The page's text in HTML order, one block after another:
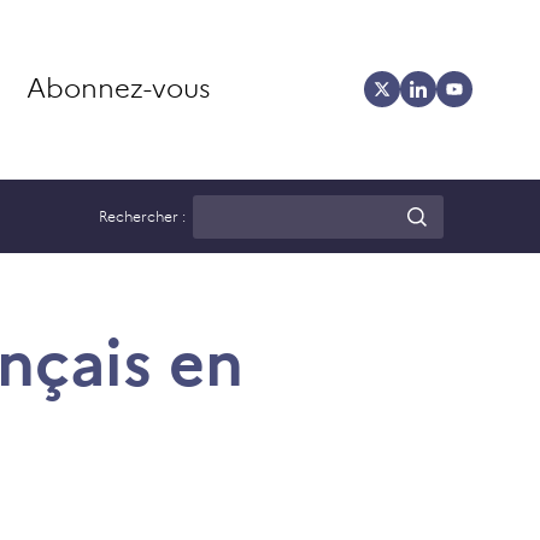
Abonnez-vous
Rechercher :
en